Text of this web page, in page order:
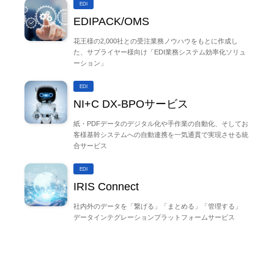
EDI
EDIPACK/OMS
花王様の2,000社との受注業務ノウハウをもとに作成し
た、サプライヤー様向け「EDI業務システム効率化ソリュ
ーション」
EDI
NI+C DX-BPOサービス
紙・PDFデータのデジタル化や手作業の自動化、そしてお
客様基幹システムへの自動連携を一気通貫で実現させる統
合サービス
EDI
IRIS Connect
社内外のデータを「繋げる」「まとめる」「管理する」
データインテグレーションプラットフォームサービス